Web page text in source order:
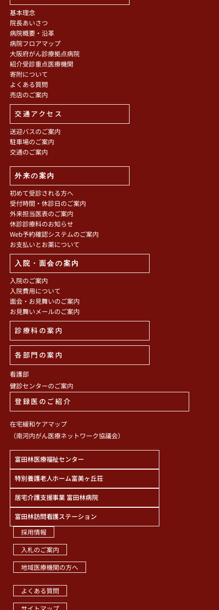
基本理念
院長あいさつ
病院概要・沿革
病院フロアマップ
大阪府がん診療拠点病院
紹介受診重点医療機関
寄附について
よくある質問
売店のご案内
交通アクセス
送迎バスのご案内
駐車場のご案内
交通のご案内
外来の案内
初めて受診される方へ
受付時間・休診日のご案内
外来担当医表のご案内
休診診療科のお知らせ
Web予約確認システムのご案内
お支払いとお薬について
入院・面会の案内
入院のご案内
入院費用について
面会・お見舞いのご案内
お見舞いメールのご案内
診療科の案内
各部門の案内
看護部
健診センターのご案内
登録医のご紹介
在宅緩和ケアマップ
（南河内がん医療ネットワーク協議会）
富田林医療福祉センター
特別養護老人ホーム富美ヶ丘荘
居宅介護支援事業 富田林病院
富田林訪問看護ステーション
採用情報
入札のご案内
地域医療機関の方へ
よくある質問